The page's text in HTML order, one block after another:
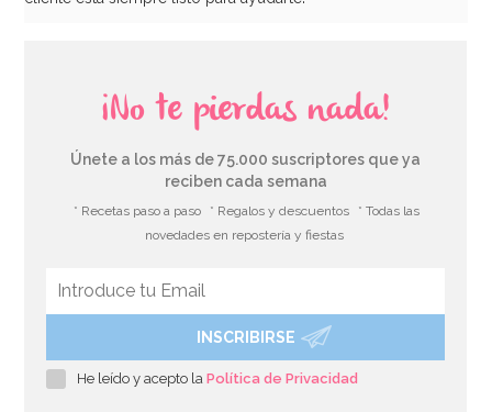
Set de 8 Platos Princesas Disney 23 cm
3,75€
AÑADIR
¡No te pierdas nada!
Únete a los más de 75.000 suscriptores que ya
reciben cada semana
* Recetas paso a paso * Regalos y descuentos
* Todas las
novedades en repostería y fiestas
INSCRIBIRSE
He leído y acepto laPolítica de Privacidad